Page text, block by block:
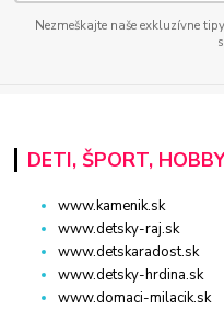
Nezmeškajte naše exkluzívne
DETI, ŠPORT, HOBBY
www.kamenik.sk
www.detsky-raj.sk
www.detskaradost.sk
www.detsky-hrdina.sk
www.domaci-milacik.sk